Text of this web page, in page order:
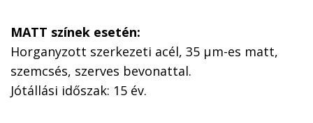
MATT színek esetén:
Horganyzott szerkezeti acél, 35 µm-es matt,
szemcsés, szerves bevonattal.
Jótállási időszak: 15 év.